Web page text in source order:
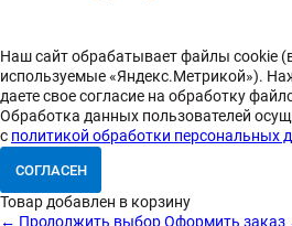
Наш сайт обрабатывает файлы cookie
используемые «Яндекс.Метрикой»).
даете свое согласие на обработку
Обработка данных пользователей
с политикой обработки персональных
СОГЛАСЕН
Товар добавлен в корзину